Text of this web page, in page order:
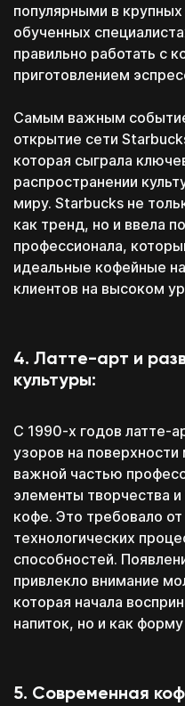
популярными в
обученных
правильно работать с
приготовлением
Самым важным
открытие сети
которая сыграла
распространении
миру. Starbucks не
как тренд, но и ввела
профессионала,
идеальные кофейные
клиентов на высоком
4. Латте-арт и
культуры:
С 1990-х годов латте-
узоров на
важной частью
элементы творчества и
кофе. Это требовало
технологических
способностей.
привлекло внимание
которая начала
напиток, но и как
5. Современная